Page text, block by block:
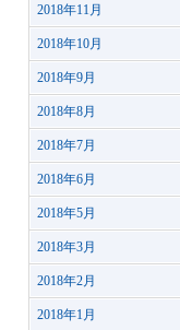
2018年11月
2018年10月
2018年9月
2018年8月
2018年7月
2018年6月
2018年5月
2018年3月
2018年2月
2018年1月